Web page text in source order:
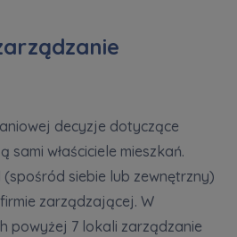
decyzje dotyczące
właściciele mieszkań.
siebie lub zewnętrzny)
zarządzającej. W
powyżej 7 lokali zarządzanie